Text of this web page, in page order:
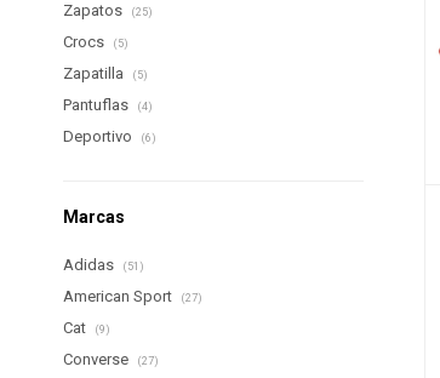
Zapatos (25)
Crocs (5)
Zapatilla (5)
Pantuflas (4)
Deportivo (6)
Marcas
Adidas (51)
American Sport (27)
Cat (9)
Converse (27)